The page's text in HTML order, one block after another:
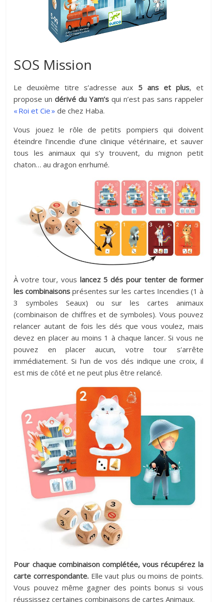
SOS Mission
Le deuxième titre s’adresse aux 5 ans et plus, et
propose undérivé du Yam’s qui n’est pas sans rappeler
« Roi et Cie » de chez Haba.
Vous jouez le rôle de petits pompiers qui doivent
éteindre l’incendie d’une clinique vétérinaire, et sauver
tous les animaux qui s’y trouvent, du mignon petit
chaton… au dragon enrhumé.
À votre tour, vous lancez 5 dés pour tenter de former
les combinaisons présentes sur les cartes Incendies (1 à
3 symboles Seaux) ou sur les cartes animaux
(combinaison de chiffres et de symboles). Vous pouvez
relancer autant de fois les dés que vous voulez, mais
devez en placer au moins 1 à chaque lancer. Si vous ne
pouvez en placer aucun, votre tour s’arrête
immédiatement. Si l’un de vos dés indique une croix, il
est mis de côté et ne peut plus être relancé.
Pour chaque combinaison complétée, vous récupérez la
carte correspondante. Elle vaut plus ou moins de points.
Vous pouvez même gagner des points bonus si vous
réussissez certaines combinaisons de cartes Animaux.